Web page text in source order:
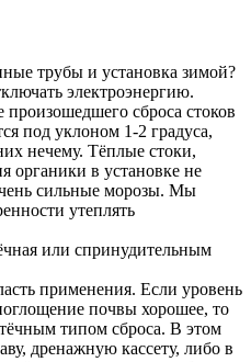
трубы и установка зимой?
электроэнергию.
сброса стоков
под уклоном 1-2 градуса,
нечему. Тёплые стоки,
органики в установке не
сильные морозы. Мы
утеплять
или спринудительным
применения. Если уровень
почвы хорошее, то
типом сброса. В этом
дренажную кассету, либо в